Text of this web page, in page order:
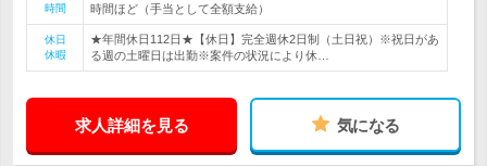
時間
時間ほど（手当として全額支給）
休日
休暇
★年間休日112日★【休日】完全週休2日制（土日祝）※祝日があ
る週の土曜日は出勤※案件の状況により休…
求人詳細を見る 気になる